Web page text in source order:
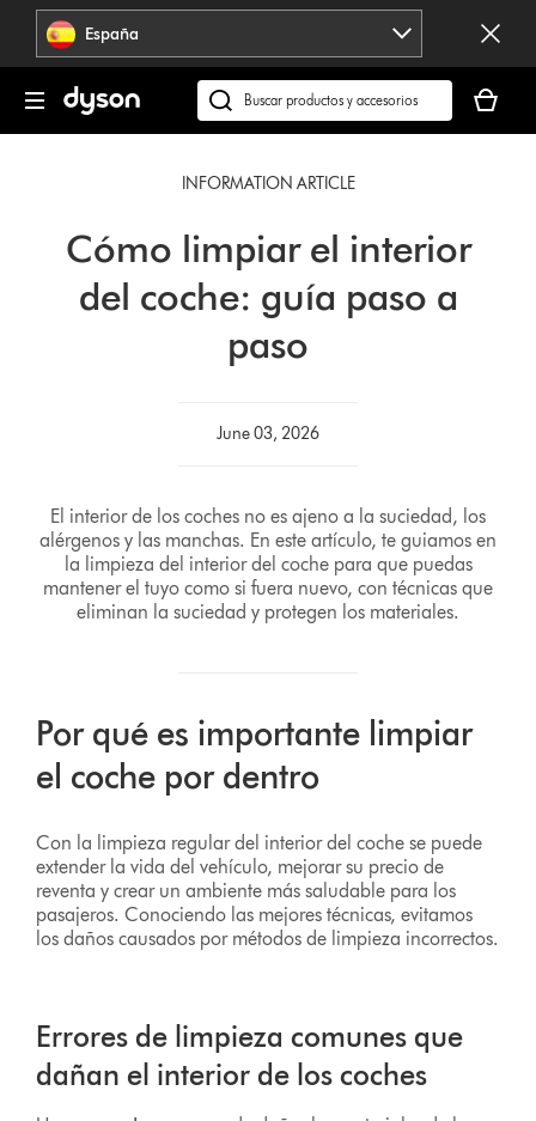
Omitir
navegación España
Buscar
en
cesta
está
INFORMATION ARTICLE
Cómo limpiar el interior
del coche: guía paso a
paso
June 03, 2026
El interior de los coches no es ajeno a la suciedad, los
alérgenos y las manchas. En este artículo, te guiamos en
la limpieza del interior del coche para que puedas
mantener el tuyo como si fuera nuevo, con técnicas que
eliminan la suciedad y protegen los materiales.
Por qué es importante limpiar
el coche por dentro
Con la limpieza regular del interior del coche se puede
extender la vida del vehículo, mejorar su precio de
reventa y crear un ambiente más saludable para los
pasajeros. Conociendo las mejores técnicas, evitamos
los daños causados por métodos de limpieza incorrectos.
Errores de limpieza comunes que
dañan el interior de los coches